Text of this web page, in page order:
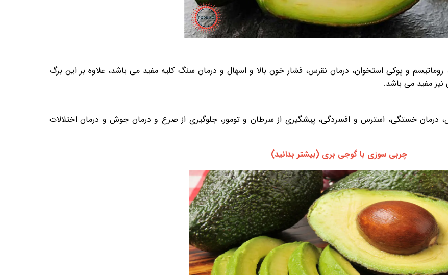
روماتیسم و پوکی استخوان، درمان نقرس، فشار خون بالا و اسهال و درمان سنگ کلیه مفید می باشد، علاوه بر این برگ
نیز مفید می باشد.
درمان خستگی، استرس و افسردگی، پیشگیری از سرطان و تومور، جلوگیری از صرع و درمان جوش و درمان اختلالات
چربی سوزی با گوجی بری (بیشتر بدانید)